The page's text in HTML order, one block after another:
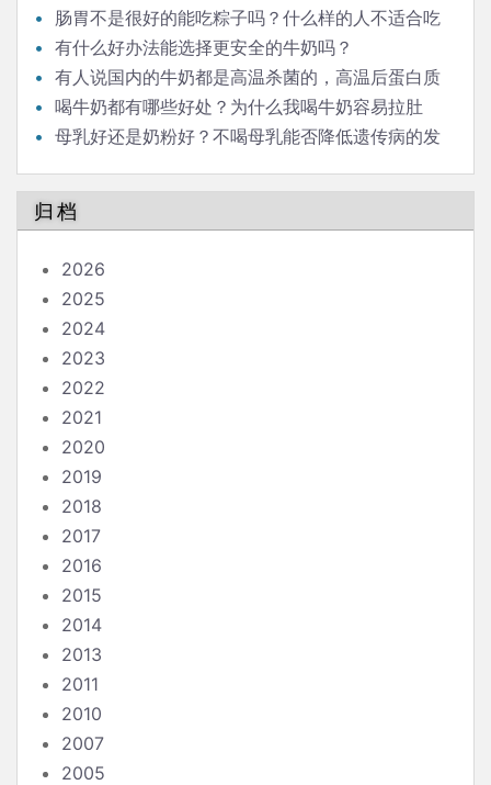
肉泥是否也可以？
每年端午，我们家都会点艾草熏屋子，这个对身体有害
吗？我们家有小孩。
肠胃不是很好的能吃粽子吗？什么样的人不适合吃
粽子？我喜欢吃冷粽子，但别人说冷粽子吃了会消化不
了，真的是这样吗？粽子可以放冰箱冷藏室吗？我看有
些朋友家端午节期间一时吃不了的粽子会用一盆冷水泡
着，一泡就是两三天，吃的时候直接拿出来吃，这种方
有什么好办法能选择更安全的牛奶吗？
有人说国内的牛奶都是高温杀菌的，高温后蛋白质
都变性了，失去了营养价值，是这样吗？
喝牛奶都有哪些好处？为什么我喝牛奶容易拉肚
子，有什么办法可以防止吗？
母乳好还是奶粉好？不喝母乳能否降低遗传病的发
归档
2026
2025
2024
2023
2022
2021
2020
2019
2018
2017
2016
2015
2014
2013
2011
2010
2007
2005